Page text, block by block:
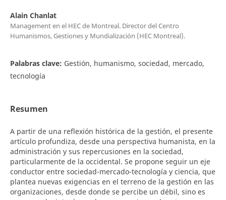
Alain Chanlat
Management en el HEC de Montreal. Director del Centro
Humanismos, Gestiones y Mundialización (HEC Montreal).
Palabras clave: Gestión, humanismo, sociedad, mercado,
tecnología
Resumen
A partir de una reflexión histórica de la gestión, el presente
artículo profundiza, desde una perspectiva humanista, en la
administración y sus repercusiones en la sociedad,
particularmente de la occidental. Se propone seguir un eje
conductor entre sociedad-mercado-tecnología y ciencia, que
plantea nuevas exigencias en el terreno de la gestión en las
organizaciones, desde donde se percibe un débil, sino es